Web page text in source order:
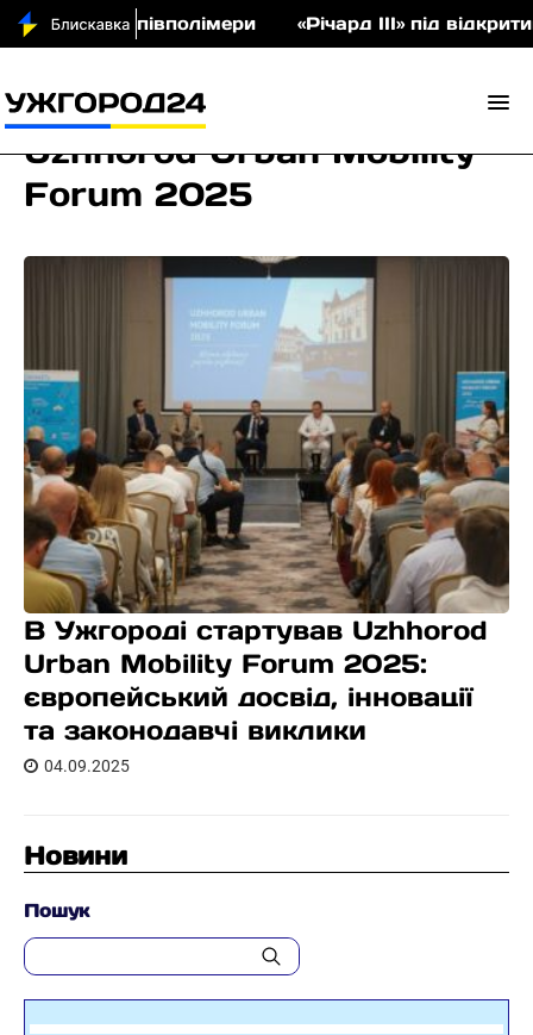
співполімери «Річард ІІІ» під
Uzhhorod Urban Mobility
Forum 2025
В Ужгороді стартував Uzhhorod
Urban Mobility Forum 2025:
європейський досвід, інновації
та законодавчі виклики
04.09.2025
Новини
Пошук